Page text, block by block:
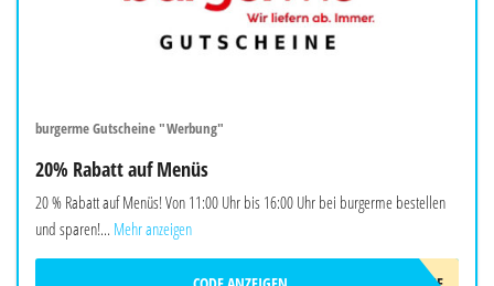
burgerme Gutscheine "Werbung"
20% Rabatt auf Menüs
20 % Rabatt auf Menüs! Von 11:00 Uhr bis 16:00 Uhr bei burgerme bestellen
und sparen!... Mehr anzeigen